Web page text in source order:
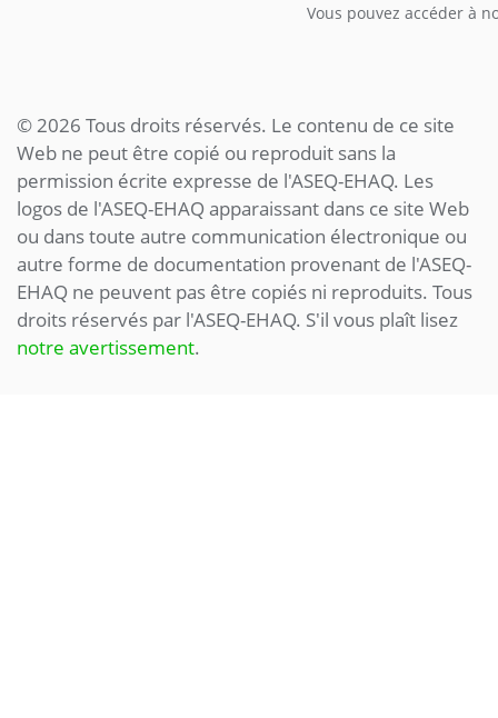
Vous pouvez accéder à
© 2026 Tous droits réservés. Le contenu de ce site
Web ne peut être copié ou reproduit sans la
permission écrite expresse de l'ASEQ-EHAQ. Les
logos de l'ASEQ-EHAQ apparaissant dans ce site Web
ou dans toute autre communication électronique ou
autre forme de documentation provenant de l'ASEQ-
EHAQ ne peuvent pas être copiés ni reproduits. Tous
droits réservés par l'ASEQ-EHAQ. S'il vous plaît lisez
notre avertissement.